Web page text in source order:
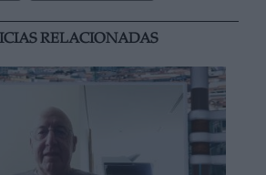
RELACIONADAS